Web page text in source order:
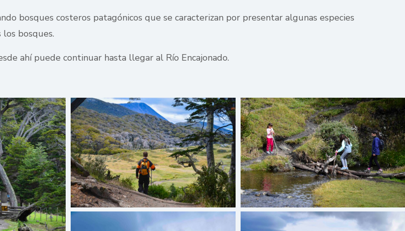
bosques costeros patagónicos que se caracterizan por presentar algunas especies
bosques.
ahí puede continuar hasta llegar al Río Encajonado.